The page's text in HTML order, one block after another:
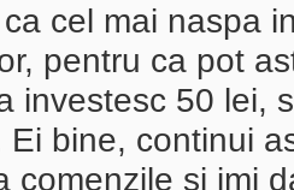
cel mai naspa
pentru ca pot
investesc 50 lei,
Ei bine, continui
comenzile si imi